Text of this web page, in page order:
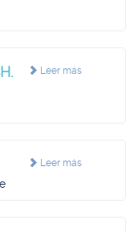
Leer más
Leer más